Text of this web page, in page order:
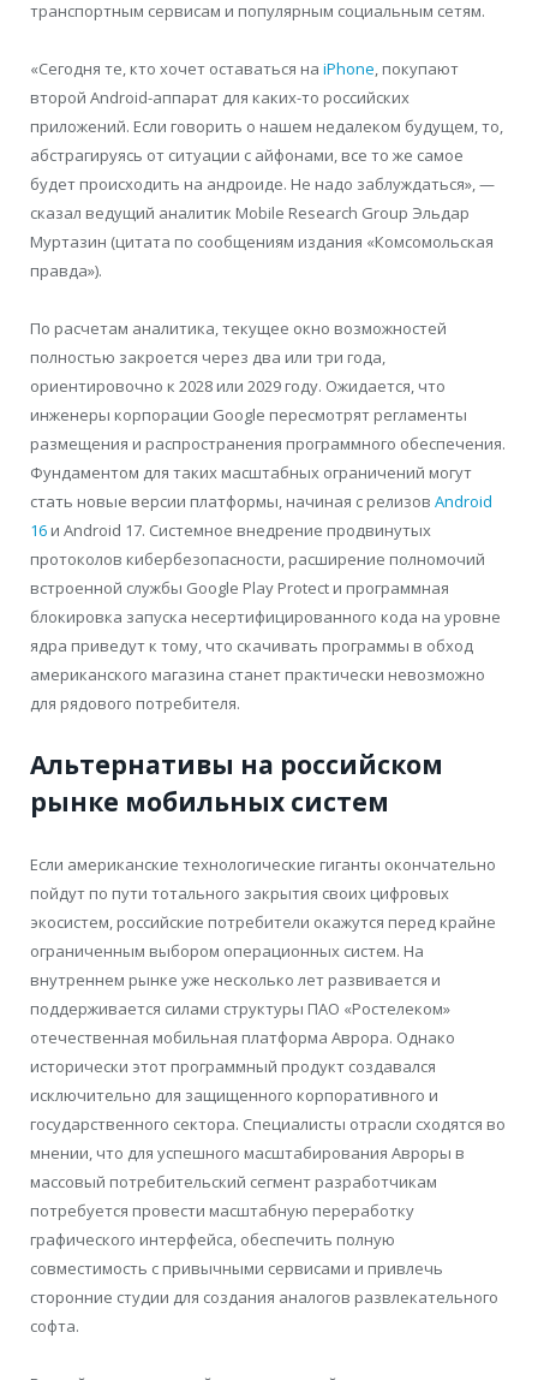
транспортным сервисам и популярным социальным сетям.
«Сегодня те, кто хочет оставаться на iPhone, покупают
второй Android-аппарат для каких-то российских
приложений. Если говорить о нашем недалеком будущем, то,
абстрагируясь от ситуации с айфонами, все то же самое
будет происходить на андроиде. Не надо заблуждаться», —
сказал ведущий аналитик Mobile Research Group Эльдар
Муртазин (цитата по сообщениям издания «Комсомольская
правда»).
По расчетам аналитика, текущее окно возможностей
полностью закроется через два или три года,
ориентировочно к 2028 или 2029 году. Ожидается, что
инженеры корпорации Google пересмотрят регламенты
размещения и распространения программного обеспечения.
Фундаментом для таких масштабных ограничений могут
стать новые версии платформы, начиная с релизов Android
16 и Android 17. Системное внедрение продвинутых
протоколов кибербезопасности, расширение полномочий
встроенной службы Google Play Protect и программная
блокировка запуска несертифицированного кода на уровне
ядра приведут к тому, что скачивать программы в обход
американского магазина станет практически невозможно
для рядового потребителя.
Альтернативы на российском
рынке мобильных систем
Если американские технологические гиганты окончательно
пойдут по пути тотального закрытия своих цифровых
экосистем, российские потребители окажутся перед крайне
ограниченным выбором операционных систем. На
внутреннем рынке уже несколько лет развивается и
поддерживается силами структуры ПАО «Ростелеком»
отечественная мобильная платформа Аврора. Однако
исторически этот программный продукт создавался
исключительно для защищенного корпоративного и
государственного сектора. Специалисты отрасли сходятся во
мнении, что для успешного масштабирования Авроры в
массовый потребительский сегмент разработчикам
потребуется провести масштабную переработку
графического интерфейса, обеспечить полную
совместимость с привычными сервисами и привлечь
сторонние студии для создания аналогов развлекательного
софта.